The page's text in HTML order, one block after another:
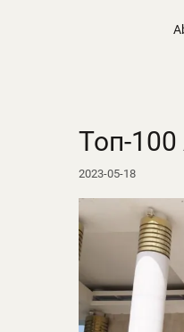
Топ-
2023-05-18